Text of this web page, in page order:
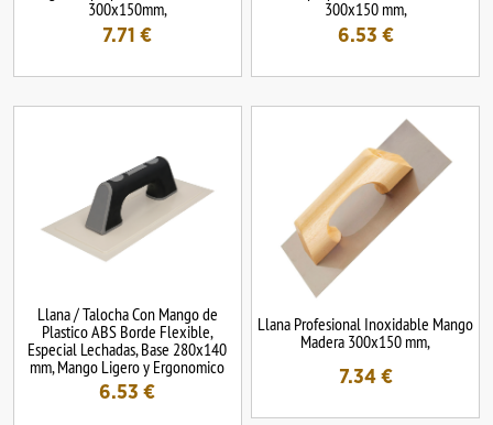
300x150mm,
7.71 €
300x150 mm,
6.53 €
Llana / Talocha Con Mango de
Plastico ABS Borde Flexible,
Especial Lechadas, Base 280x140
mm, Mango Ligero y Ergonomico
6.53 €
Llana Profesional Inoxidable Mango
Madera 300x150 mm,
7.34€